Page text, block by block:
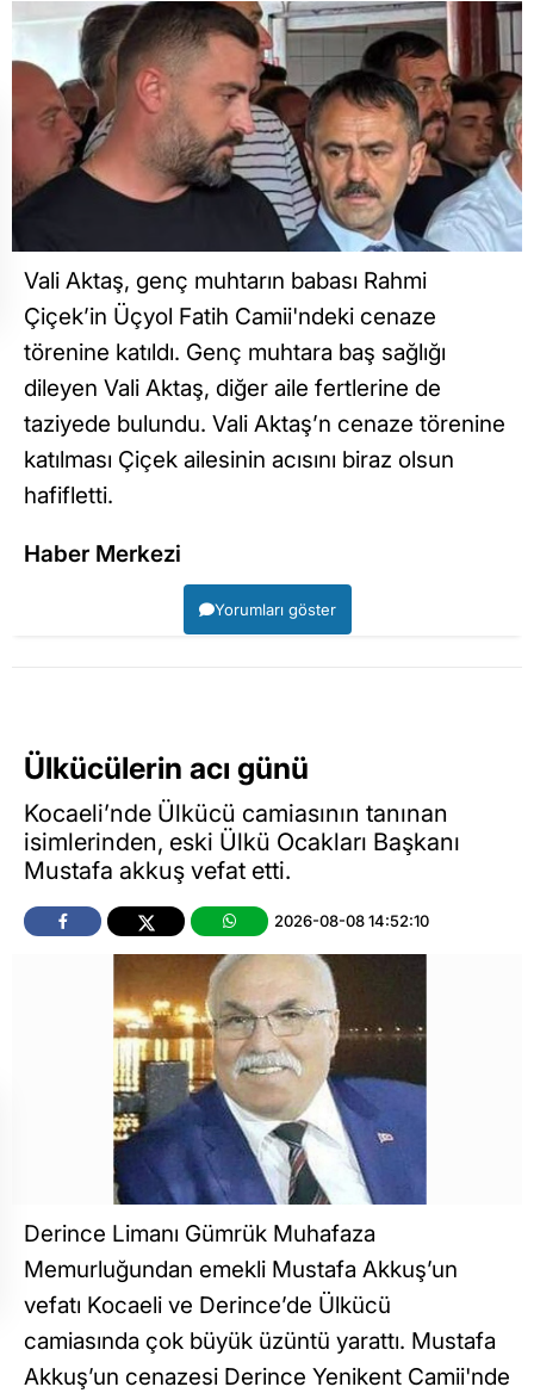
Vali Aktaş, genç muhtarın babası Rahmi
Çiçek’in Üçyol Fatih Camii'ndeki cenaze
törenine katıldı. Genç muhtara baş sağlığı
dileyen Vali Aktaş, diğer aile fertlerine de
taziyede bulundu. Vali Aktaş’n cenaze törenine
katılması Çiçek ailesinin acısını biraz olsun
hafifletti.
Haber Merkezi
Yorumları göster
Ülkücülerin acı günü
Kocaeli’nde Ülkücü camiasının tanınan
isimlerinden, eski Ülkü Ocakları Başkanı
Mustafa akkuş vefat etti.
2026-08-08 14:52:10
Derince Limanı Gümrük Muhafaza
Memurluğundan emekli Mustafa Akkuş’un
vefatı Kocaeli ve Derince’de Ülkücü
camiasında çok büyük üzüntü yarattı. Mustafa
Akkuş’un cenazesi Derince Yenikent Camii'nde